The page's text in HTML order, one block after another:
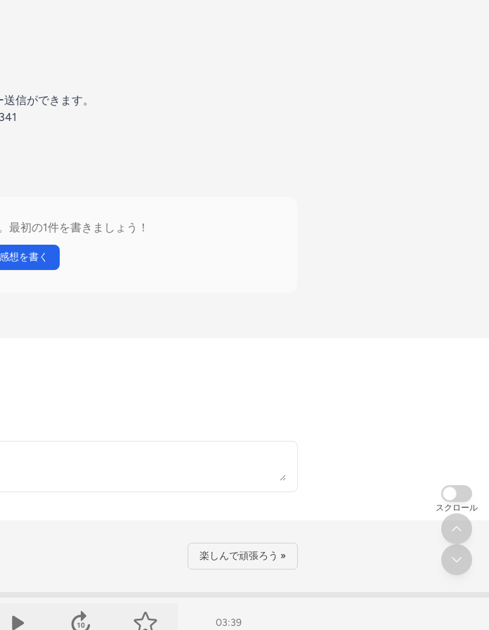
信ができます。
最初の1件を書きましょう！
感想を書く
03:39
楽しんで頑張ろう »
スクロール